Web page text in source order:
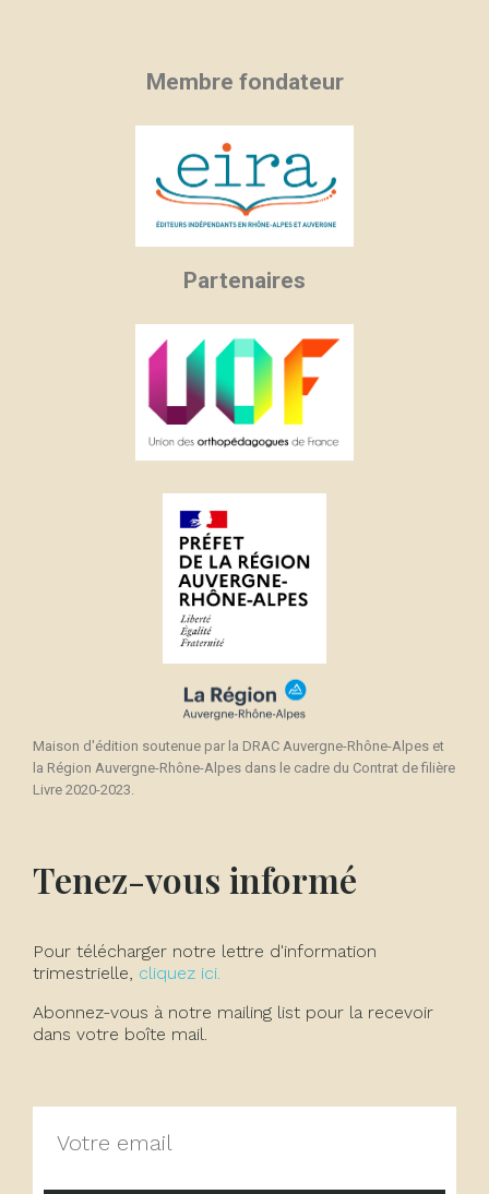
Membre fondateur
Partenaires
Maison d'édition soutenue par la DRAC Auvergne-Rhône-Alpes et
la Région Auvergne-Rhône-Alpes dans le cadre du Contrat de filière
Livre 2020-2023.
Tenez-vous informé
Pour télécharger notre lettre d'information
trimestrielle, cliquez ici.
Abonnez-vous à notre mailing list pour la recevoir
dans votre boîte mail.